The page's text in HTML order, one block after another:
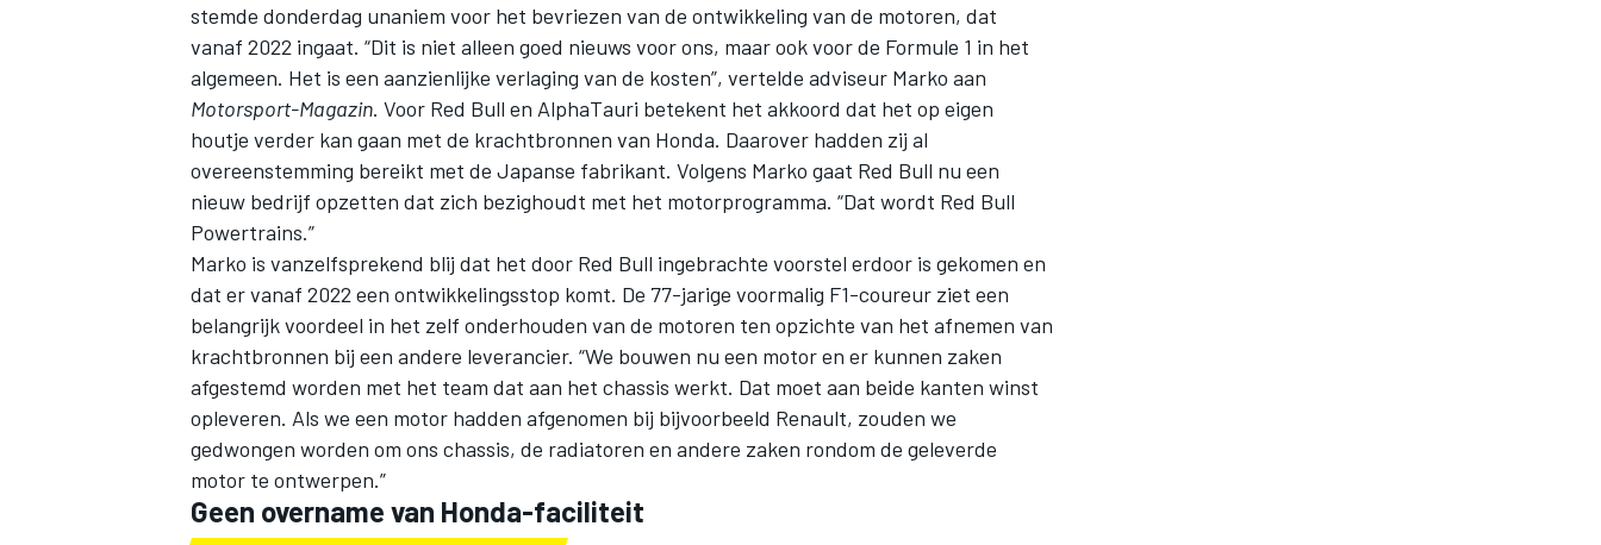
stemde donderdag unaniem voor het bevriezen van de ontwikkeling van de motoren, dat
vanaf 2022 ingaat. “Dit is niet alleen goed nieuws voor ons, maar ook voor de Formule 1 in het
algemeen. Het is een aanzienlijke verlaging van de kosten”, vertelde adviseur Marko aan
Motorsport-Magazin. Voor Red Bull en AlphaTauri betekent het akkoord dat het op eigen
houtje verder kan gaan met de krachtbronnen van Honda. Daarover hadden zij al
overeenstemming bereikt met de Japanse fabrikant. Volgens Marko gaat Red Bull nu een
nieuw bedrijf opzetten dat zich bezighoudt met het motorprogramma. “Dat wordt Red Bull
Powertrains.”
Marko is vanzelfsprekend blij dat het door Red Bull ingebrachte voorstel erdoor is gekomen en
dat er vanaf 2022 een ontwikkelingsstop komt. De 77-jarige voormalig F1-coureur ziet een
belangrijk voordeel in het zelf onderhouden van de motoren ten opzichte van het afnemen van
krachtbronnen bij een andere leverancier. “We bouwen nu een motor en er kunnen zaken
afgestemd worden met het team dat aan het chassis werkt. Dat moet aan beide kanten winst
opleveren. Als we een motor hadden afgenomen bij bijvoorbeeld Renault, zouden we
gedwongen worden om ons chassis, de radiatoren en andere zaken rondom de geleverde
motor te ontwerpen.”
Geen overname van Honda-faciliteit